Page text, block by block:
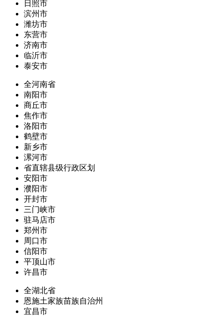
日照市
滨州市
潍坊市
东营市
济南市
临沂市
泰安市
全河南省
南阳市
商丘市
焦作市
洛阳市
鹤壁市
新乡市
漯河市
省直辖县级行政区划
安阳市
濮阳市
开封市
三门峡市
驻马店市
郑州市
周口市
信阳市
平顶山市
许昌市
全湖北省
恩施土家族苗族自治州
宜昌市